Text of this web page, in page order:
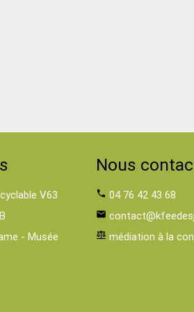
V63
- Musée
Nous
phone 04 76 42 43 68
email
balance médiation à la